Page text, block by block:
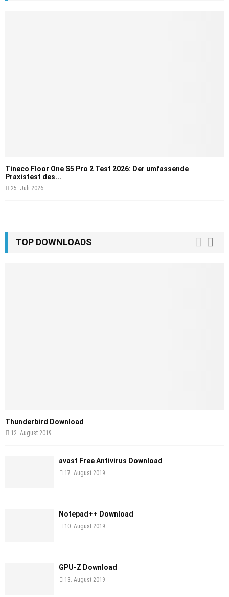
Tineco Floor One S5 Pro 2 Test 2026: Der umfassende
Praxistest des...
25. Juli 2026
TOP DOWNLOADS
Thunderbird Download
12. August 2019
avast Free Antivirus Download
17. August 2019
Notepad++ Download
10. August 2019
GPU-Z Download
13. August 2019